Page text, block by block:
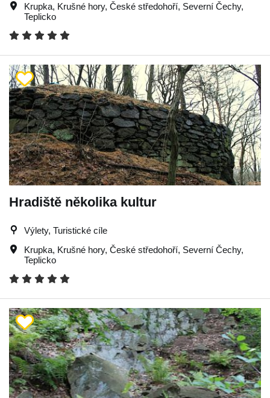
Krupka, Krušné hory, České středohoří, Severní Čechy,
Teplicko
Hradiště několika kultur
Výlety, Turistické cíle
Krupka, Krušné hory, České středohoří, Severní Čechy,
Teplicko